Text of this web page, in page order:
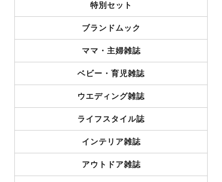
特別セット
ブランドムック
ママ・主婦雑誌
ベビー・育児雑誌
ウエディング雑誌
ライフスタイル誌
インテリア雑誌
アウトドア雑誌